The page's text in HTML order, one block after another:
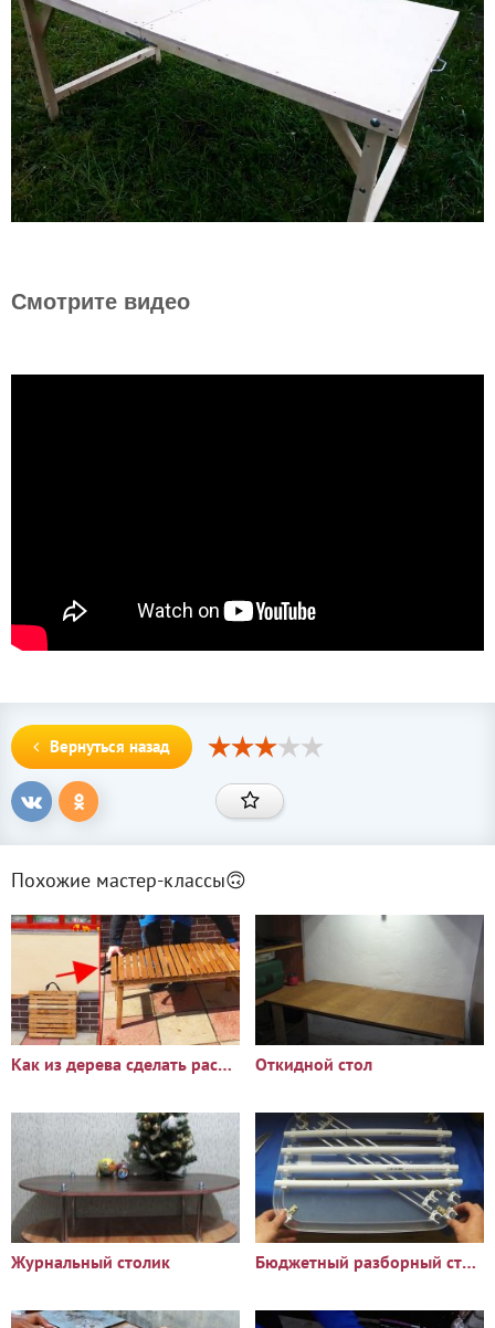
Смотрите видео
Вернуться назад
Похожие мастер-классы🙃
Как из дерева сделать раскладной туристический стол Откидной стол
Журнальный столик Бюджетный разборный столик для рыбалки своими руками